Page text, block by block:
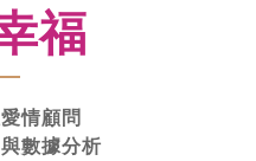
福
情顧問
數據分析